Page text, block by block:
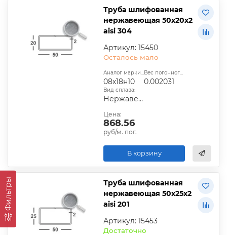
Фильтры
Труба шлифованная
нержавеющая 50х20х2
aisi 304
Артикул: 15450
Осталось мало
Аналог марки стали:
08х18н10
Вес погонного метра, т.:
0.002031
Вид сплава:
Нержавеющий
Цена:
868.56
руб/м. пог.
В корзину
Труба шлифованная
нержавеющая 50х25х2
aisi 201
Артикул: 15453
Достаточно